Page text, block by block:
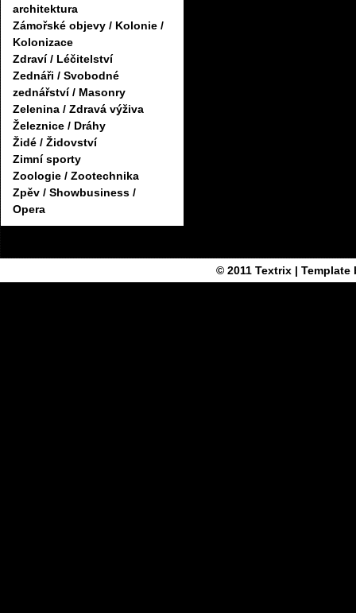
architektura
Zámořské objevy / Kolonie /
Kolonizace
Zdraví / Léčitelství
Zednáři / Svobodné
zednářství / Masonry
Zelenina / Zdravá výživa
Železnice / Dráhy
Židé / Židovství
Zimní sporty
Zoologie / Zootechnika
Zpěv / Showbusiness /
Opera
© 2011 Textrix| Template